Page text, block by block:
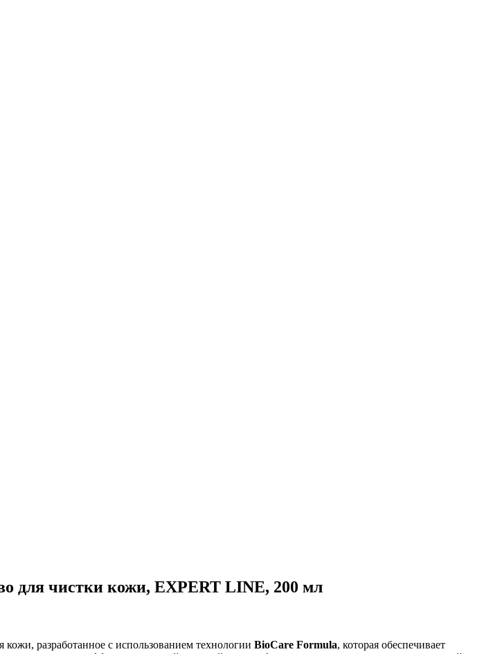
для чистки кожи, EXPERT LINE, 200 мл
разработанное с использованием технологии BioCare Formula, которая обеспечивает